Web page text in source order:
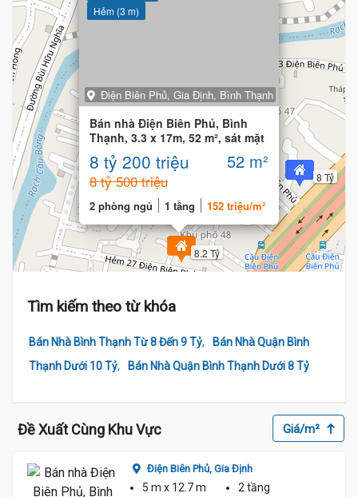
8.2 Tỷ
8 Tỷ
Hẻm (3 m)
Điện Biên Phủ, Gia Định, Bình Thạnh
Bán nhà Điện Biên Phủ, Bình
Thạnh, 3.3 x 17m, 52 m², sát mặt
8 tỷ 200 triệu 52 m²
8 tỷ 500 triệu
2 phòng ngủ 1 tầng 152 triệu/m²
Tìm kiếm theo từ khóa
Bán Nhà Bình Thạnh Từ 8 Đến 9 Tỷ,
Bán Nhà Quận Bình
Thạnh Dưới 10 Tỷ, Bán Nhà Quận Bình Thạnh Dưới 8 Tỷ
Đề Xuất Cùng Khu Vực Giá/m²
Điện Biên Phủ, Gia Định
5 m x 12.7 m
2 tầng